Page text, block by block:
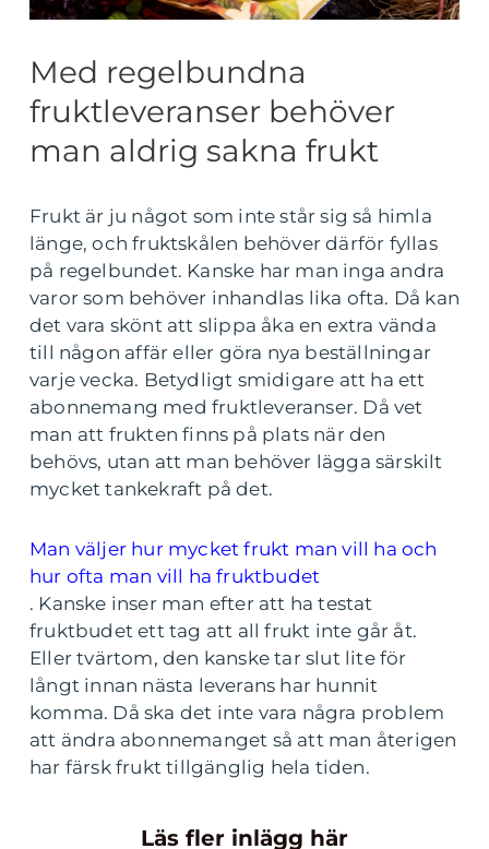
Med regelbundna
fruktleveranser behöver
man aldrig sakna frukt
Frukt är ju något som inte står sig så himla
länge, och fruktskålen behöver därför fyllas
på regelbundet. Kanske har man inga andra
varor som behöver inhandlas lika ofta. Då kan
det vara skönt att slippa åka en extra vända
till någon affär eller göra nya beställningar
varje vecka. Betydligt smidigare att ha ett
abonnemang med fruktleveranser. Då vet
man att frukten finns på plats när den
behövs, utan att man behöver lägga särskilt
mycket tankekraft på det.
Man väljer hur mycket frukt man vill ha och
hur ofta man vill ha fruktbudet
. Kanske inser man efter att ha testat
fruktbudet ett tag att all frukt inte går åt.
Eller tvärtom, den kanske tar slut lite för
långt innan nästa leverans har hunnit
komma. Då ska det inte vara några problem
att ändra abonnemanget så att man återigen
har färsk frukt tillgänglig hela tiden.
Läs fler inlägg här